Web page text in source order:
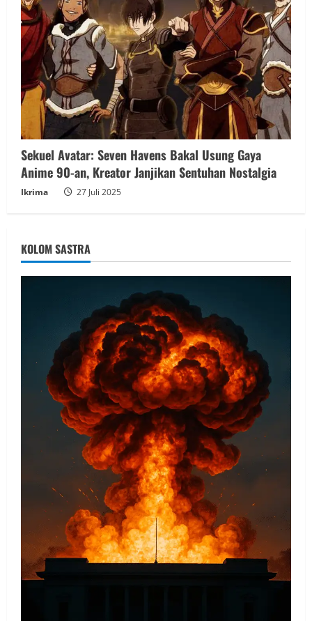
Sekuel Avatar: Seven Havens Bakal Usung Gaya
Anime 90-an, Kreator Janjikan Sentuhan Nostalgia
Ikrima 27 Juli 2025
KOLOM SASTRA